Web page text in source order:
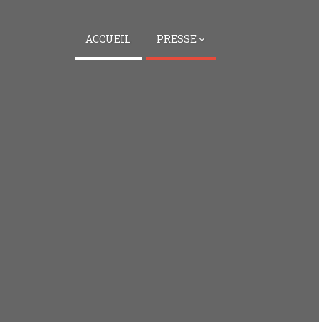
ACCUEIL PRESSE